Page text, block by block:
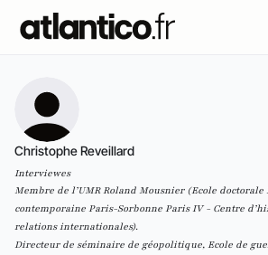
Christophe Reveillard
Interviewes
Membre de l’UMR Roland Mousnier (Ecole doctorale
contemporaine Paris-Sorbonne Paris IV - Centre
relations internationales).
Directeur de séminaire de géopolitique, Ecole de